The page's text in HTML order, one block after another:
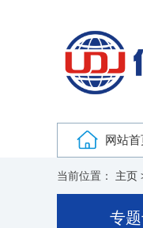
网站
当前位置： 主页
专